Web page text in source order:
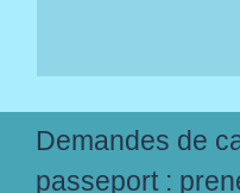
Demandes de
passeport :